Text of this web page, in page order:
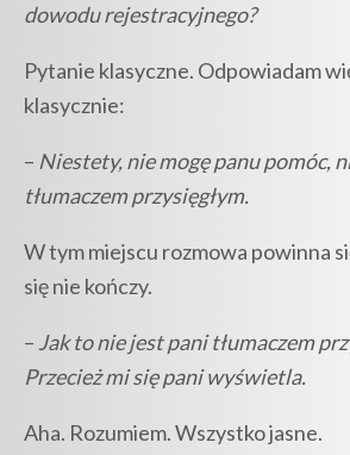
dowodu rejestracyjnego?
Pytanie klasyczne. Odpowiadam
klasycznie:
– Niestety, nie mogę panu pomóc,
tłumaczem przysięgłym.
W tym miejscu rozmowa powinna
się nie kończy.
– Jak to nie jest pani tłumaczem
Przecież mi się pani wyświetla.
Aha. Rozumiem. Wszystko jasne.